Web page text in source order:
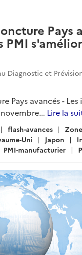
Pays
PMI
Diagnostic et
Pays avancés - Les
Lire la
flash-avances
Uni Japon
PMI-manufacturier